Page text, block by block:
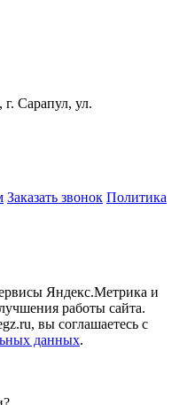
Сарапул, ул.
Заказать звонок Политика
Яндекс.Метрика и
работы сайта.
вы соглашаетесь с
данных.